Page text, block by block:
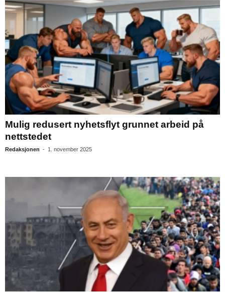
Mulig redusert nyhetsflyt grunnet arbeid på
nettstedet
Redaksjonen - 1. november 2025